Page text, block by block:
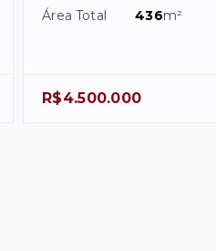
Área Total 436m²
R$4.500.000